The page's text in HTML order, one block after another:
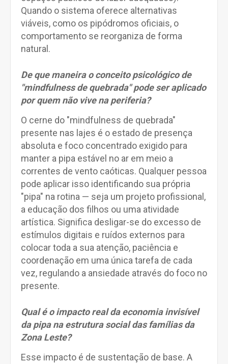
Quando o sistema oferece alternativas
viáveis, como os pipódromos oficiais, o
comportamento se reorganiza de forma
natural.
De que maneira o conceito psicológico de
"mindfulness de quebrada" pode ser aplicado
por quem não vive na periferia?
O cerne do "mindfulness de quebrada"
presente nas lajes é o estado de presença
absoluta e foco concentrado exigido para
manter a pipa estável no ar em meio a
correntes de vento caóticas. Qualquer pessoa
pode aplicar isso identificando sua própria
"pipa" na rotina — seja um projeto profissional,
a educação dos filhos ou uma atividade
artística. Significa desligar-se do excesso de
estímulos digitais e ruídos externos para
colocar toda a sua atenção, paciência e
coordenação em uma única tarefa de cada
vez, regulando a ansiedade através do foco no
presente.
Qual é o impacto real da economia invisível
da pipa na estrutura social das famílias da
Zona Leste?
Esse impacto é de sustentação de base. A